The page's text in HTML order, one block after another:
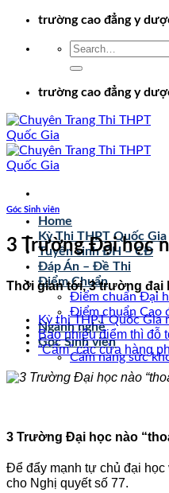
Chuyểntrường cao đẳng y
trường cao đẳng y
Home
Kỳ Thi THPT Quốc Gia
Tuyển sinh ĐH – CĐ
Đáp Án – Đề Thi
Điểm Chuẩn
Điểm chuẩn Đại
Điểm chuẩn Cao
Ngành nghề
Góc Sinh viên
Cẩm nang sức
Góc Sinh viên
3 Trường Đại học
Thời gian tới, 3 trường đại
Kỳ thi THPT Quốc Gia
Bao nhiêu điểm thì đỗ
“Cấm” các cửa hàng
3 Trường Đại học nào
Để đẩy mạnh tự chủ đại
cho Nghị quyết số 77.